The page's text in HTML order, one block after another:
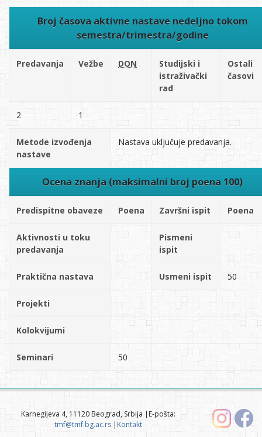
Broj časova aktivne nastave nedeljno tokom
semestra/trimestra/godine
Predavanja Vežbe DON
Studijski i
istraživački
rad
Ostali
časovi
2 1
Metode izvođenja
nastave
Nastava uključuje predavanja.
Ocena znanja (maksimalni broj poena 100)
Predispitne obaveze Poena Završni ispit Poena
Aktivnosti u toku
predavanja
Pismeni
ispit
Praktična nastava Usmeni ispit 50
Projekti
Kolokvijumi
Seminari 50
Karnegijeva 4, 11120 Beograd, Srbija |E-pošta:
tmf@tmf.bg.ac.rs|Kontakt